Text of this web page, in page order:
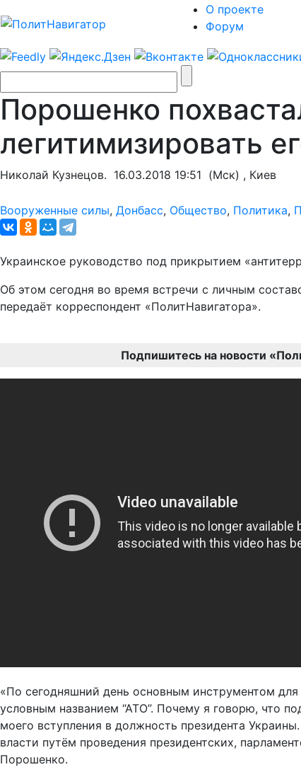
О проекте
Форум
Порошенко
легитимизировать
Николай Кузнецов. 16.03.2018 19:51 (Мск) , Киев
Вооруженные силы, Донбасс, Общество, Политика,
Украинское руководство под прикрытием
Об этом сегодня во время встречи с личным
передаёт корреспондент «ПолитНавигатора».
Подпишитесь на новости
«По сегодняшний день основным инструментом
условным названием “АТО”. Почему я говорю, что
моего вступления в должность президента
власти путём проведения президентских,
Порошенко.